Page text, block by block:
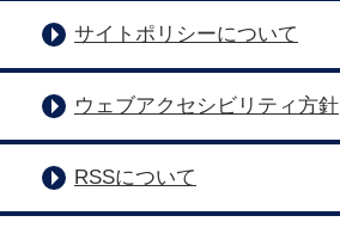
サイトポリシーについて
ウェブアクセシビリティ方針
RSSについて